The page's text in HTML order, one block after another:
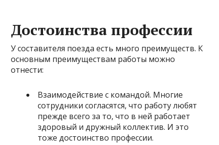
Достоинства профессии
У составителя поезда есть много преимуществ. К
основным преимуществам работы можно
отнести:
Взаимодействие с командой. Многие
сотрудники согласятся, что работу любят
прежде всего за то, что в ней работает
здоровый и дружный коллектив. И это
тоже достоинство профессии.